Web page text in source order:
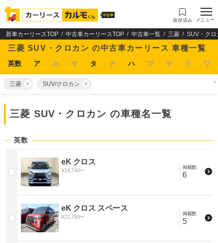
保存済み メニュー
新車カーリースTOP 中古車カーリースTOP 中古車一覧 三菱 SUV・クロ
三菱 SUV・クロカン の中古車カーリース 車種一覧
英数 ア カ サ タ ナ ハ マ ヤ ラ ワ
三菱 SUV/クロカン
三菱 SUV・クロカンの車種名一覧
英数
eK クロス
¥14,740〜
掲載数
6
eK クロス スペース
¥21,780〜
掲載数
5